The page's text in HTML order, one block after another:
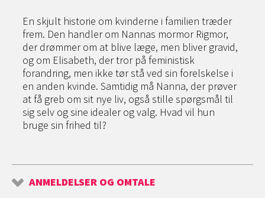
En skjult historie om kvinderne i familien træder
frem. Den handler om Nannas mormor Rigmor,
der drømmer om at blive læge, men bliver gravid,
og om Elisabeth, der tror på feministisk
forandring, men ikke tør stå ved sin forelskelse i
en anden kvinde. Samtidig må Nanna, der prøver
at få greb om sit nye liv, også stille spørgsmål til
sig selv og sine idealer og valg. Hvad vil hun
bruge sin frihed til?
ANMELDELSER OG OMTALE